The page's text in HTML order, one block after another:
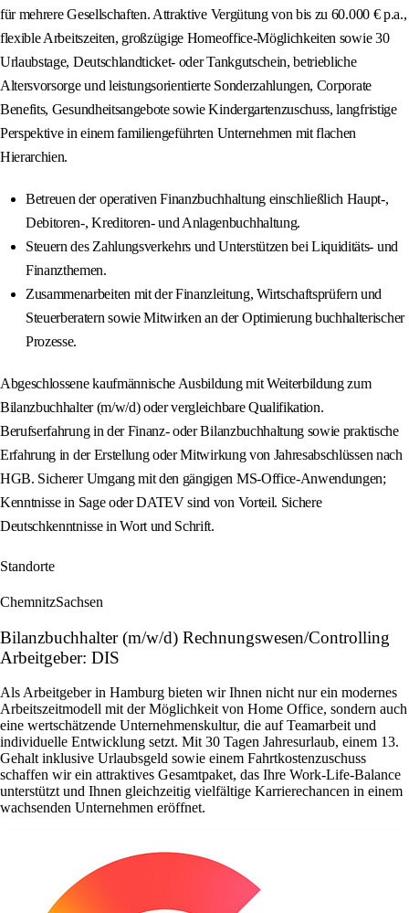
für mehrere Gesellschaften. Attraktive Vergütung von bis zu 60.000 € p.a.,
flexible Arbeitszeiten, großzügige Homeoffice-Möglichkeiten sowie 30
Urlaubstage, Deutschlandticket- oder Tankgutschein, betriebliche
Altersvorsorge und leistungsorientierte Sonderzahlungen, Corporate
Benefits, Gesundheitsangebote sowie Kindergartenzuschuss, langfristige
Perspektive in einem familiengeführten Unternehmen mit flachen
Hierarchien.
Betreuen der operativen Finanzbuchhaltung einschließlich Haupt-,
Debitoren-, Kreditoren- und Anlagenbuchhaltung.
Steuern des Zahlungsverkehrs und Unterstützen bei Liquiditäts- und
Finanzthemen.
Zusammenarbeiten mit der Finanzleitung, Wirtschaftsprüfern und
Steuerberatern sowie Mitwirken an der Optimierung buchhalterischer
Prozesse.
Abgeschlossene kaufmännische Ausbildung mit Weiterbildung zum
Bilanzbuchhalter (m/w/d) oder vergleichbare Qualifikation.
Berufserfahrung in der Finanz- oder Bilanzbuchhaltung sowie praktische
Erfahrung in der Erstellung oder Mitwirkung von Jahresabschlüssen nach
HGB. Sicherer Umgang mit den gängigen MS-Office-Anwendungen;
Kenntnisse in Sage oder DATEV sind von Vorteil. Sichere
Deutschkenntnisse in Wort und Schrift.
Standorte
ChemnitzSachsen
Bilanzbuchhalter (m/w/d) Rechnungswesen/Controlling
Arbeitgeber: DIS
Als Arbeitgeber in Hamburg bieten wir Ihnen nicht nur ein modernes
Arbeitszeitmodell mit der Möglichkeit von Home Office, sondern auch
eine wertschätzende Unternehmenskultur, die auf Teamarbeit und
individuelle Entwicklung setzt. Mit 30 Tagen Jahresurlaub, einem 13.
Gehalt inklusive Urlaubsgeld sowie einem Fahrtkostenzuschuss
schaffen wir ein attraktives Gesamtpaket, das Ihre Work-Life-Balance
unterstützt und Ihnen gleichzeitig vielfältige Karrierechancen in einem
wachsenden Unternehmen eröffnet.